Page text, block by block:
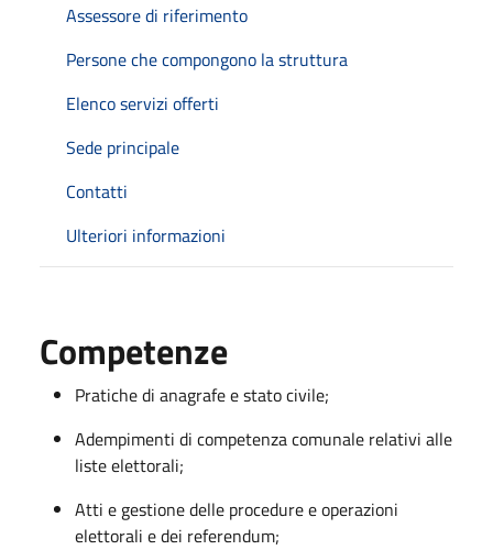
Assessore di riferimento
Persone che compongono la struttura
Elenco servizi offerti
Sede principale
Contatti
Ulteriori informazioni
Competenze
Pratiche di anagrafe e stato civile;
Adempimenti di competenza comunale relativi alle
liste elettorali;
Atti e gestione delle procedure e operazioni
elettorali e dei referendum;